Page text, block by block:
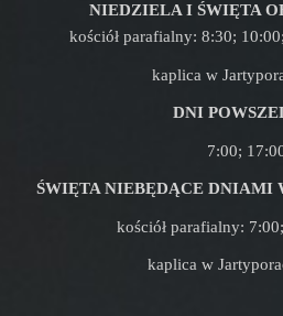
NIEDZIELA I ŚWIĘTA
kościół parafialny: 8:30;
kaplica w
DNI
7:00;
ŚWIĘTA NIEBĘDĄCE DNIAMI
kościół parafialny:
kaplica w